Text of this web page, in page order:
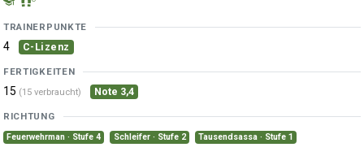
TRAINERPUNKTE
4 C-Lizenz
FERTIGKEITEN
15 (15 verbraucht) Note 3,4
RICHTUNG
Feuerwehrman · Stufe 4 Schleifer · Stufe 2 Tausendsassa · Stufe 1